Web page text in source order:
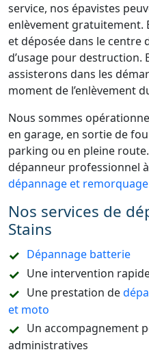
service, nos épavistes
enlèvement gratuitement.
et déposée dans le centre
d’usage pour destruction.
assisterons dans les
moment de l’enlèvement
Nous sommes
en garage, en sortie de
parking ou en pleine
dépanneur professionnel
dépannage et
Nos services de
Stains
Dépannage batterie
Une intervention
Une prestation de
et moto
Un accompagnement
administratives